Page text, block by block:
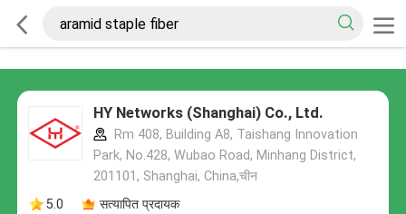
HY Networks (Shanghai) Co., Ltd.
Rm 408, Building A8, Taishang Innovation
Park, No.428, Wubao Road, Minhang District,
201101, Shanghai, China,चीन
5.0
सत्यापित प्रदायक